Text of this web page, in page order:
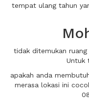
tempat ulang tahun
tidak ditemukan
Untuk
apakah anda
merasa lokasi ini